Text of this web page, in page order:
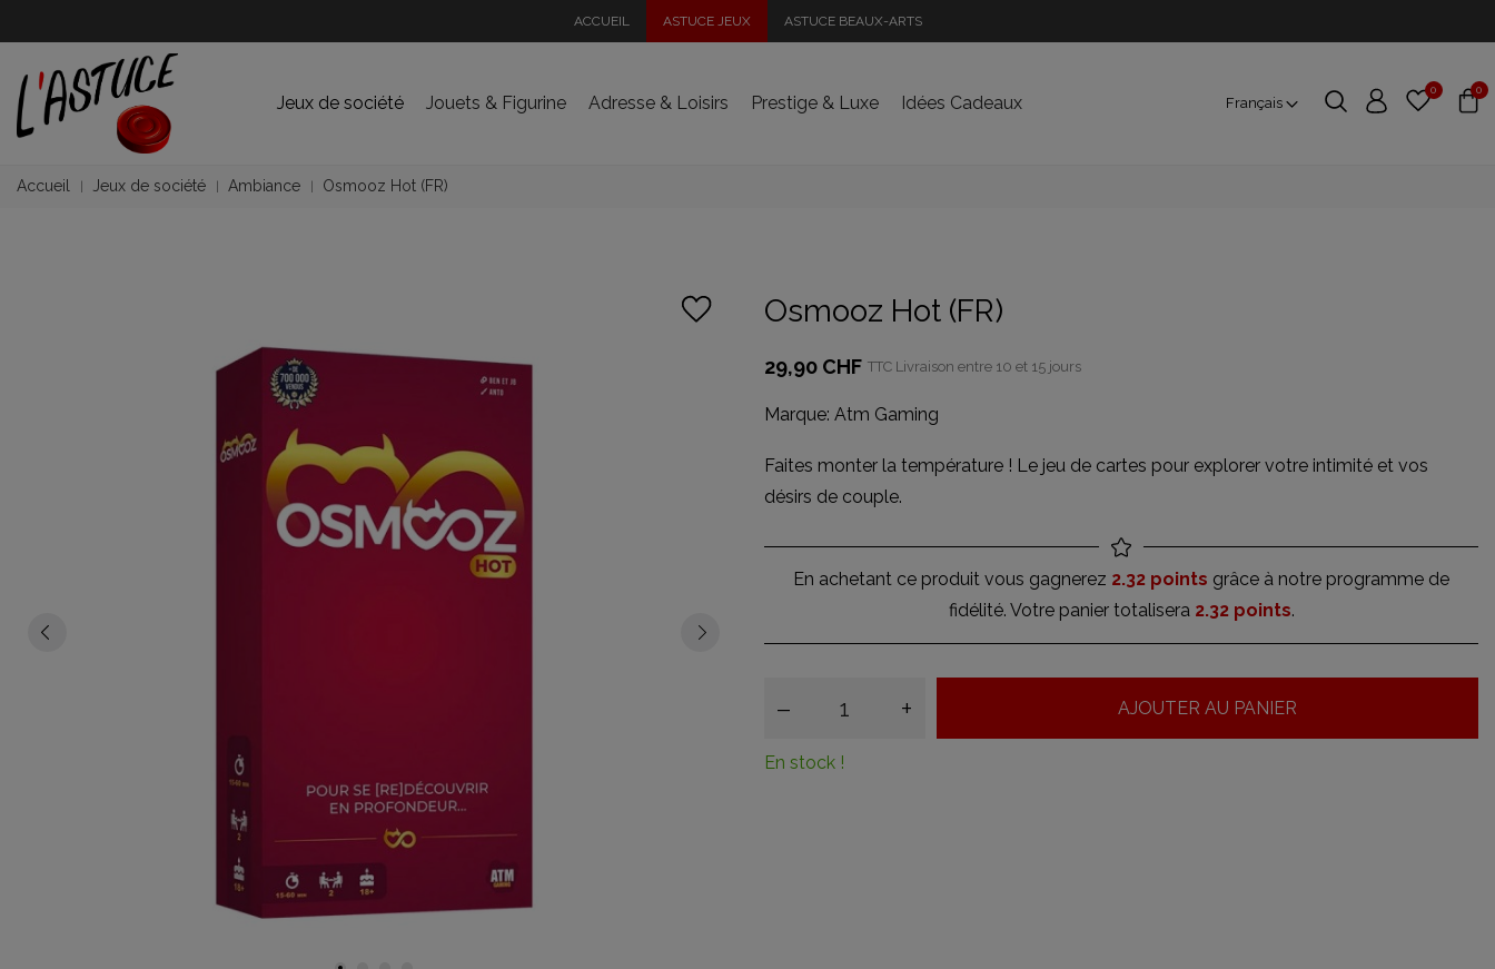
ACCUEIL ASTUCE JEUX ASTUCE BEAUX-ARTS
Jeux de société Jouets & Figurine Adresse & Loisirs Prestige & Luxe Idées Cadeaux Français
0 0
Accueil Jeux de société Ambiance Osmooz Hot (FR)
Osmooz Hot (FR)
29,90 CHF TTC Livraison entre 10 et 15 jours
Marque: Atm Gaming
Faites monter la température ! Le jeu de cartes pour explorer votre intimité et vos
désirs de couple.
En achetant ce produit vous gagnerez 2.32 points grâce à notre programme de
fidélité. Votre panier totalisera 2.32 points.
– + AJOUTER AU PANIER
En stock !